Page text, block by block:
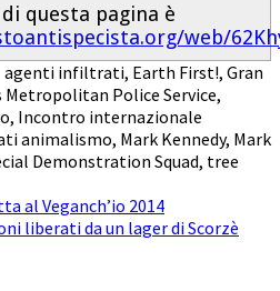
di questa pagina è
web/
agenti infiltrati, Earth First!, Gran
Metropolitan Police Service,
, Incontro internazionale
animalismo, Mark Kennedy, Mark
Demonstration Squad, tree
al Veganch’io 2014
liberati da un lager di Scorzè